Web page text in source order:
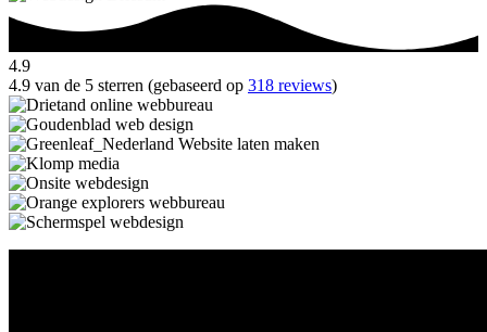
4.9
4.9 van de 5 sterren (gebaseerd op 318 reviews)